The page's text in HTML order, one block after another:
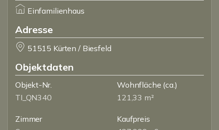
Einfamilienhaus
Adresse
51515 Kürten / Biesfeld
Objektdaten
Objekt-Nr.
TI_QN340
Wohnfläche (ca.)
121,33 m²
Zimmer
Kaufpreis